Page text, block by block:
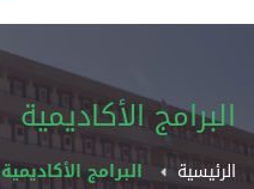
البرامج الأكاديمية
الرئيسية البرامج الأكاديمية